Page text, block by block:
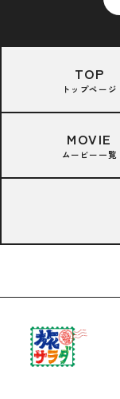
TOP
トップページ
MOVIE
ムービー一覧